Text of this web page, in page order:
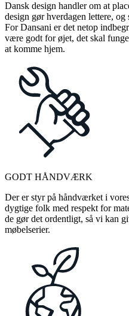
Dansk design handler om at
design gør hverdagen lettere, og
For Dansani er det netop
være godt for øjet, det skal
at komme hjem.
GODT HÅNDVÆRK
Der er styr på håndværket i
dygtige folk med respekt for
de gør det ordentligt, så vi kan
møbelserier.